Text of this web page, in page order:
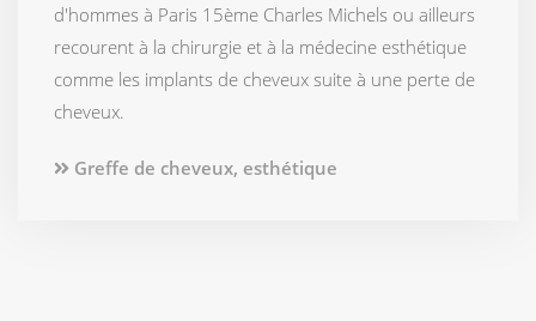
d'hommes à Paris 15ème Charles Michels ou ailleurs
recourent à la chirurgie et à la médecine esthétique
comme les implants de cheveux suite à une perte de
cheveux.
Greffe de cheveux, esthétique